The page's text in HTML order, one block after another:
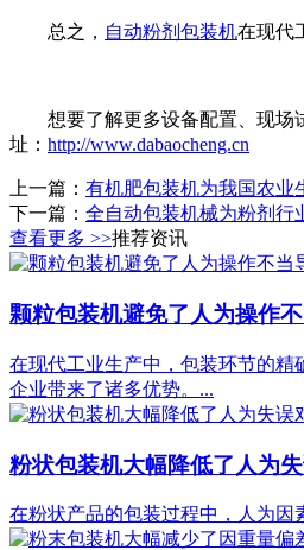
总之， 自动粉剂包装机在现代
想要了解更多设备配置、现场试
址： http://www.dabaocheng.cn
上一篇： 有机肥包装机为我国农业
下一篇： 全自动包装机械为粉剂行
查看更多 >>推荐资讯
颗粒包装机避免了人为操作
在现代工业生产中，包装环节的
企业带来了诸多优势。...
粉状包装机大幅降低了人为
在粉状产品的包装过程中，人为因